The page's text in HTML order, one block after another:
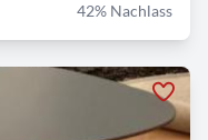
42% Nachlass